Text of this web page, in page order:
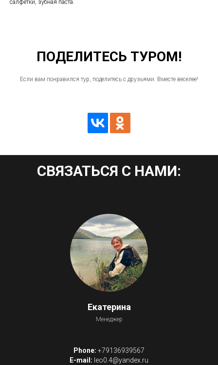
салфетки, зубная паста.
ПОДЕЛИТЕСЬ ТУРОМ!
Если вам понравился тур, поделитесь с друзьями. Вместе веселее!
СВЯЗАТЬСЯ С НАМИ:
Екатерина
Менеджер
Phone: +79136939567
E-mail: leo0.4@yandex.ru